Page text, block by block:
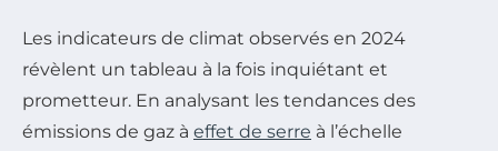
Les indicateurs de climat observés en 2024
révèlent un tableau à la fois inquiétant et
prometteur. En analysant les tendances des
émissions de gaz à effet de serre à l’échelle